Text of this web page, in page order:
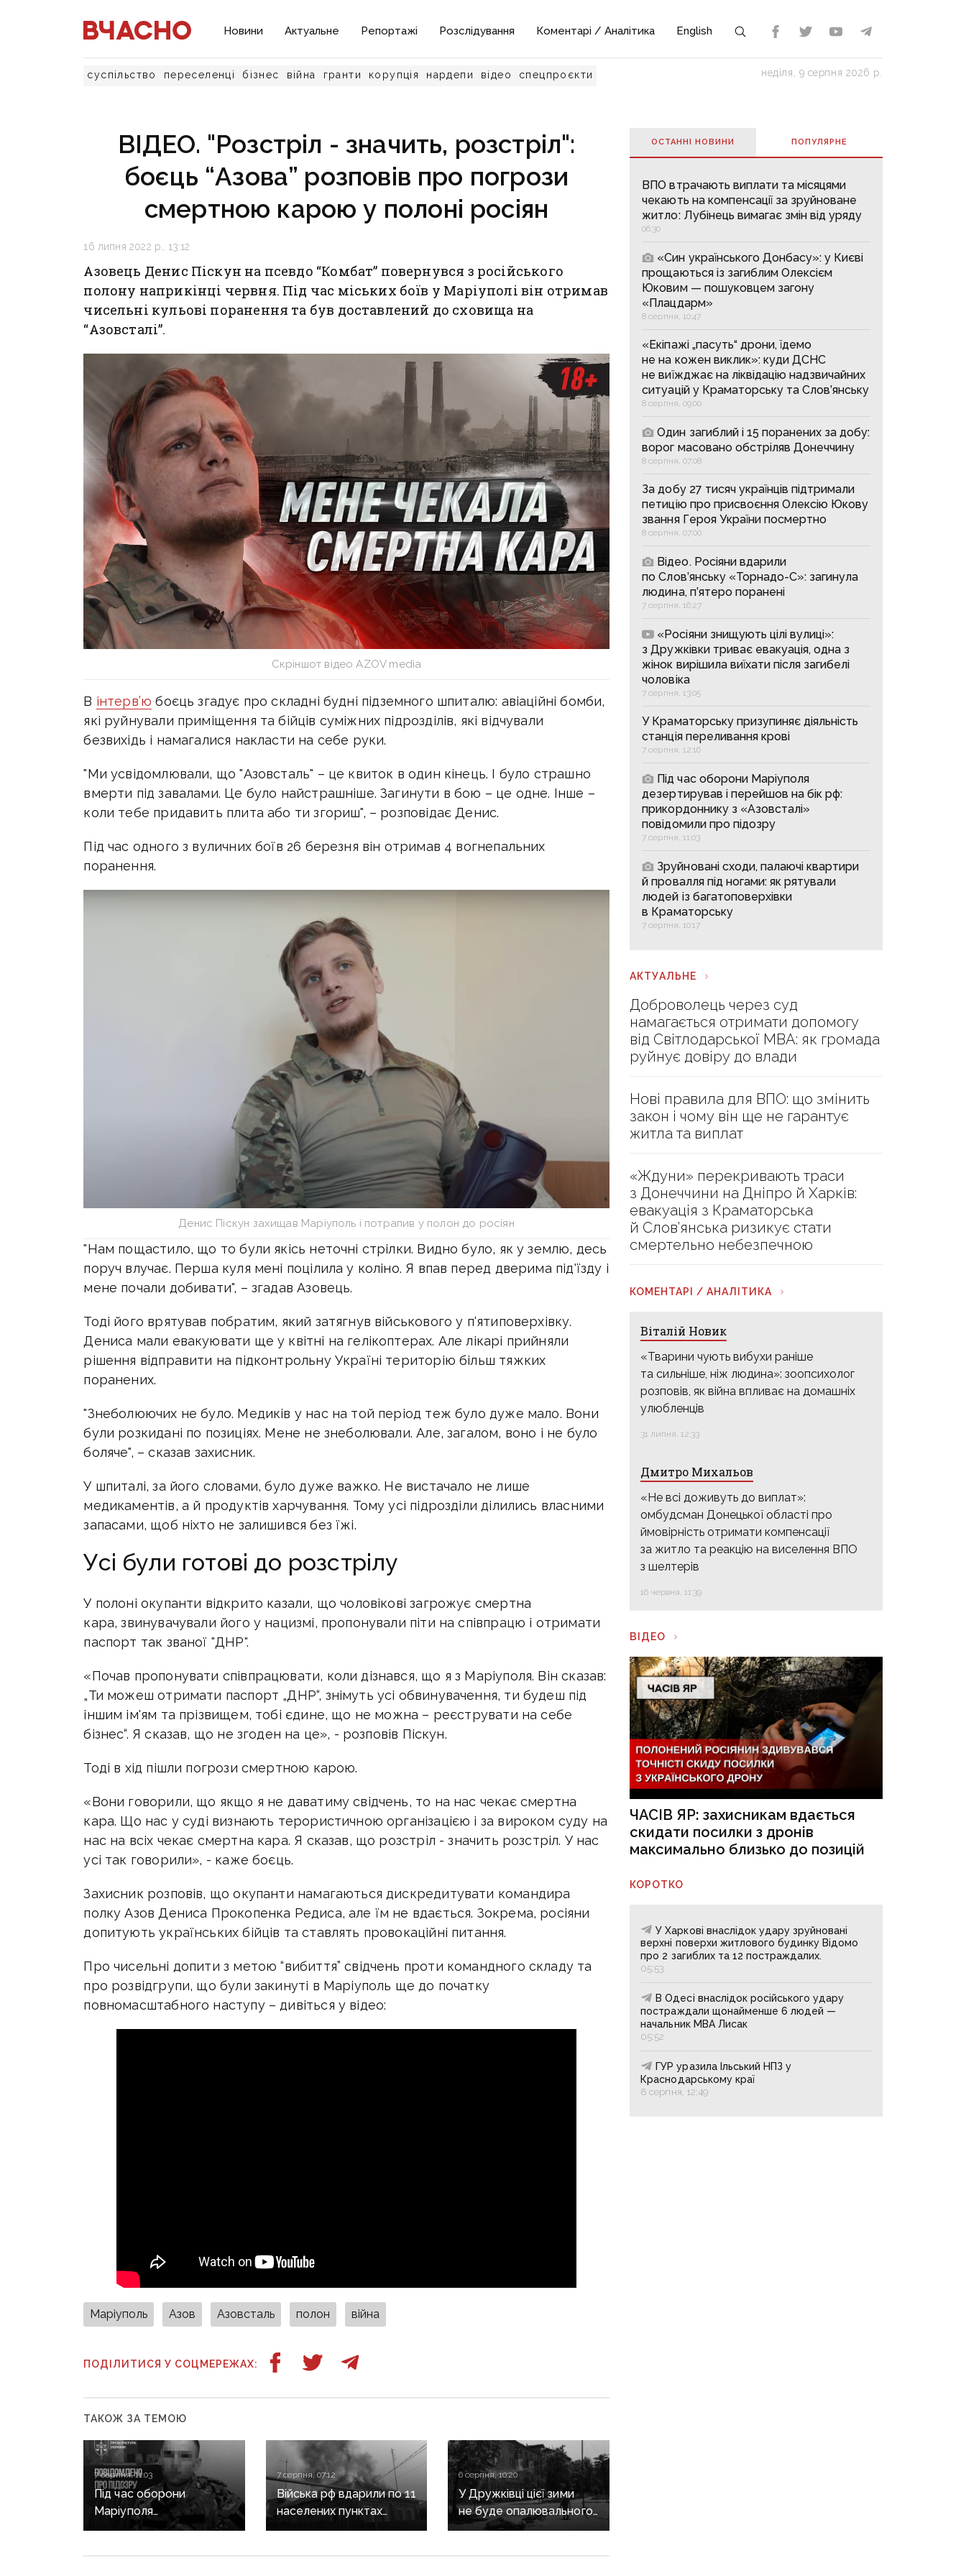
Новини Актуальне Репортажі Розслідування Коментарі / Аналітика English
суспільство переселенці бізнес війна гранти корупція нардепи відео спецпроєкти неділя, 9 серпня 2026 р.
ВІДЕО. "Розстріл - значить, розстріл":
боєць “Азова” розповів про погрози
смертною карою у полоні росіян
16 липня 2022 р., 13:12
Азовець Денис Піскун на псевдо “Комбат” повернувся з російського
полону наприкінці червня. Під час міських боїв у Маріуполі він отримав
чисельні кульові поранення та був доставлений до сховища на
“Азовсталі”.
Скріншот відео AZOV media
В інтерв’ю боєць згадує про складні будні підземного шпиталю: авіаційні бомби,
які руйнували приміщення та бійців суміжних підрозділів, які відчували
безвихідь і намагалися накласти на себе руки.
"Ми усвідомлювали, що "Азовсталь" – це квиток в один кінець. І було страшно
вмерти під завалами. Це було найстрашніше. Загинути в бою – це одне. Інше –
коли тебе придавить плита або ти згориш", – розповідає Денис.
Під час одного з вуличних боїв 26 березня він отримав 4 вогнепальних
поранення.
Денис Піскун захищав Маріуполь і потрапив у полон до росіян
"Нам пощастило, що то були якісь неточні стрілки. Видно було, як у землю, десь
поруч влучає. Перша куля мені поцілила у коліно. Я впав перед дверима під'їзду і
мене почали добивати", – згадав Азовець.
Тоді його врятував побратим, який затягнув військового у п‘ятиповерхівку.
Дениса мали евакуювати ще у квітні на гелікоптерах. Але лікарі прийняли
рішення відправити на підконтрольну Україні територію більш тяжких
поранених.
"Знеболюючих не було. Медиків у нас на той період теж було дуже мало. Вони
були розкидані по позиціях. Мене не знеболювали. Але, загалом, воно і не було
боляче", – сказав захисник.
У шпиталі, за його словами, було дуже важко. Не вистачало не лише
медикаментів, а й продуктів харчування. Тому усі підрозділи ділились власними
запасами, щоб ніхто не залишився без їжі.
Усі були готові до розстрілу
У полоні окупанти відкрито казали, що чоловікові загрожує смертна
кара, звинувачували його у нацизмі, пропонували піти на співпрацю і отримати
паспорт так званої "ДНР".
«Почав пропонувати співпрацювати, коли дізнався, що я з Маріуполя. Він сказав:
„Ти можеш отримати паспорт „ДНР“, знімуть усі обвинувачення, ти будеш під
іншим ім'ям та прізвищем, тобі єдине, що не можна – реєструвати на себе
бізнес“. Я сказав, що не згоден на це», - розповів Піскун.
Тоді в хід пішли погрози смертною карою.
«Вони говорили, що якщо я не даватиму свідчень, то на нас чекає смертна
кара. Що нас у суді визнають терористичною організацією і за вироком суду на
нас на всіх чекає смертна кара. Я сказав, що розстріл - значить розстріл. У нас
усі так говорили», - каже боєць.
Захисник розповів, що окупанти намагаються дискредитувати командира
полку Азов Дениса Прокопенка Редиса, але їм не вдається. Зокрема, росіяни
допитують українських бійців та ставлять провокаційні питання.
Про чисельні допити з метою “вибиття” свідчень проти командного складу та
про розвідгрупи, що були закинуті в Маріуполь ще до початку
повномасштабного наступу – дивіться у відео:
Маріуполь Азов Азовсталь полон війна
ПОДІЛИТИСЯ У СОЦМЕРЕЖАХ:
ТАКОЖ ЗА ТЕМОЮ
7 серпня, 11:03
Під час оборони
Маріуполя
дезертирував і
7 серпня, 07:12
Війська рф вдарили по 11
населених пунктах
Донеччини: одна людина
6 серпня, 10:20
У Дружківці цієї зими
не буде опалювального
сезону: фронт
ОСТАННІ НОВИНИ ПОПУЛЯРНE
ВПО втрачають виплати та місяцями
чекають на компенсації за зруйноване
житло: Лубінець вимагає змін від уряду
06:30
«Син українського Донбасу»: у Києві
прощаються із загиблим Олексієм
Юковим — пошуковцем загону
«Плацдарм»
8 серпня, 10:47
«Екіпажі „пасуть“ дрони, їдемо
не на кожен виклик»: куди ДСНС
не виїжджає на ліквідацію надзвичайних
ситуацій у Краматорську та Слов’янську
8 серпня, 09:00
Один загиблий і 15 поранених за добу:
ворог масовано обстріляв Донеччину
8 серпня, 07:08
За добу 27 тисяч українців підтримали
петицію про присвоєння Олексію Юкову
звання Героя України посмертно
8 серпня, 07:00
Відео. Росіяни вдарили
по Слов’янську «Торнадо-С»: загинула
людина, п’ятеро поранені
7 серпня, 16:27
«Росіяни знищують цілі вулиці»:
з Дружківки триває евакуація, одна з
жінок вирішила виїхати після загибелі
чоловіка
7 серпня, 13:05
У Краматорську призупиняє діяльність
станція переливання крові
7 серпня, 12:16
Під час оборони Маріуполя
дезертирував і перейшов на бік рф:
прикордоннику з «Азовсталі»
повідомили про підозру
7 серпня, 11:03
Зруйновані сходи, палаючі квартири
й провалля під ногами: як рятували
людей із багатоповерхівки
в Краматорську
7 серпня, 10:17
АКТУАЛЬНЕ
Доброволець через суд
намагається отримати допомогу
від Світлодарської МВА: як громада
руйнує довіру до влади
Нові правила для ВПО: що змінить
закон і чому він ще не гарантує
житла та виплат
«Ждуни» перекривають траси
з Донеччини на Дніпро й Харків:
евакуація з Краматорська
й Слов’янська ризикує стати
смертельно небезпечною
КОМЕНТАРІ / АНАЛІТИКА
Віталій Новик
«Тварини чують вибухи раніше
та сильніше, ніж людина»: зоопсихолог
розповів, як війна впливає на домашніх
улюбленців
31 липня, 12:33
Дмитро Михальов
«Не всі доживуть до виплат»:
омбудсман Донецької області про
ймовірність отримати компенсації
за житло та реакцію на виселення ВПО
з шелтерів
16 червня, 11:39
ВІДЕО
ЧАСІВ ЯР: захисникам вдається
скидати посилки з дронів
максимально близько до позицій
КОРОТКО
У Харкові внаслідок удару зруйновані
верхні поверхи житлового будинку Відомо
про 2 загиблих та 12 постраждалих.
05:53
В Одесі внаслідок російського удару
постраждали щонайменше 6 людей —
начальник МВА Лисак
05:52
ГУР уразила Ільський НПЗ у
Краснодарському краї
8 серпня, 12:49